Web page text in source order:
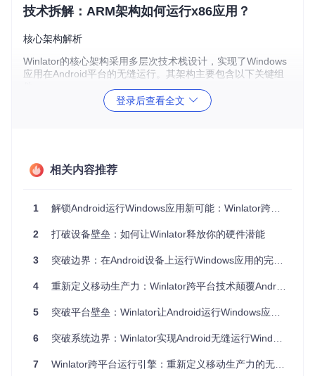
技术拆解：ARM架构如何运行x86应用？
核心架构解析
Winlator的核心架构采用多层次技术栈设计，实现了Windows
应用在Android平台的无缝运行。其架构主要包含以下关键组
：提供Windows API兼容层，将Windows系统调用转
PRoot：提供用户空间的chroot功能，创建隔离的Linux环
端
这些组件协同工作，形成了完整的跨架构兼容解决方案。其
ot提供环境隔离，Mesa则处理图形渲染，共同构建了Window
1. 指令集翻译技术
二进制翻译技术，实时将x86指令转换为ARM指令。这一过程
运行。Box86/Box64不仅支持基本指令集转换，还针对游戏等
登录后查看全文
相关内容推荐
1 解锁Android运行Windows应用新可能：Winlator跨平台兼容创新方案深度解析
2 打破设备壁垒：如何让Winlator释放你的硬件潜能
3 突破边界：在Android设备上运行Windows应用的完整指南
4 重新定义移动生产力：Winlator跨平台技术颠覆Android运行Windows应用体验
5 突破平台壁垒：Winlator让Android运行Windows应用的实现之路
6 突破系统边界：Winlator实现Android无缝运行Windows应用全指南
7 Winlator跨平台运行引擎：重新定义移动生产力的无Root解决方案